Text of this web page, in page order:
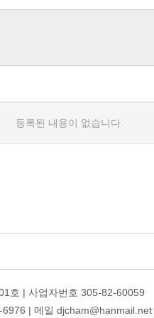
등록된 내용이 없습니다.
호 | 사업자번호 305-82-60059
| 메일 djcham@hanmail.net